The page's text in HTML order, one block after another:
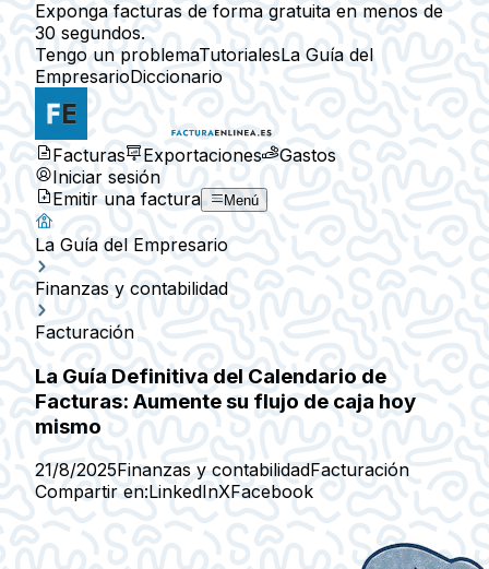
Exponga facturas de forma gratuita en menos de
30 segundos.
Tengo un problemaTutorialesLa Guía del
EmpresarioDiccionario
Facturas Exportaciones
Gastos
Iniciar sesión
Emitir una factura
Menú
La Guía del Empresario
Finanzas y contabilidad
Facturación
La Guía Definitiva del Calendario de
Facturas: Aumente su flujo de caja hoy
mismo
21/8/2025Finanzas y contabilidadFacturación
Compartir en:LinkedInXFacebook